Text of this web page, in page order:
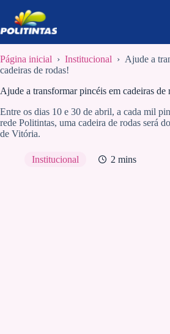
para
o
conteúdo
Página inicial › Institucional › Ajude a
cadeiras de rodas!
Ajude a transformar pincéis em cadeiras de
Entre os dias 10 e 30 de abril, a cada mil
rede Politintas, uma cadeira de rodas será
de Vitória.
Institucional 2 mins